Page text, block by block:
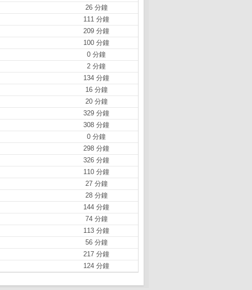
26 分鐘
111 分鐘
209 分鐘
100 分鐘
0 分鐘
2 分鐘
134 分鐘
16 分鐘
20 分鐘
329 分鐘
308 分鐘
0 分鐘
298 分鐘
326 分鐘
110 分鐘
27 分鐘
28 分鐘
144 分鐘
74 分鐘
113 分鐘
56 分鐘
217 分鐘
124 分鐘